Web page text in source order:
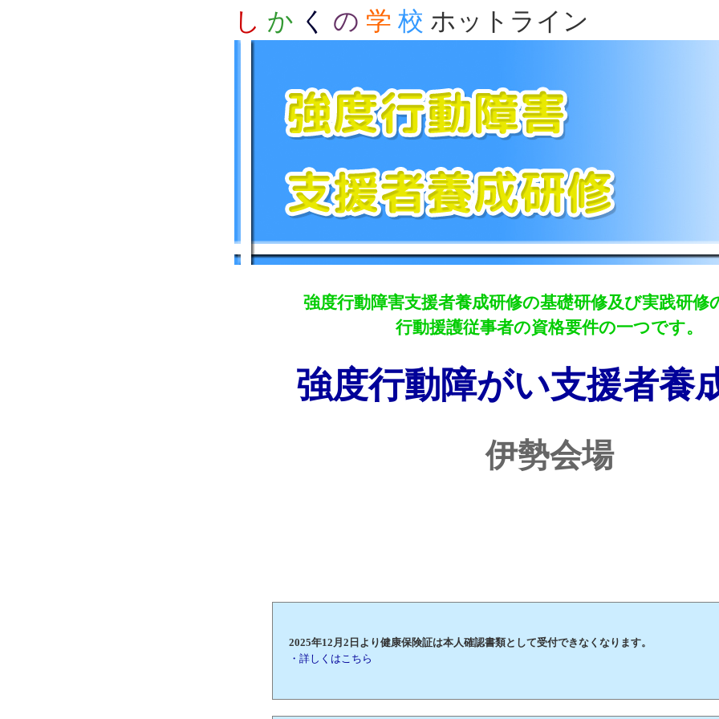
し か く の 学 校 ホットライン
強度行動障害支援者養成研修の基礎研修及び実践研修
行動援護従事者の資格要件の一つです。
強度行動障がい支援者養
伊勢会場
2025年12月2日より健康保険証は本人確認書類として受付できなくなります。
・詳しくはこちら